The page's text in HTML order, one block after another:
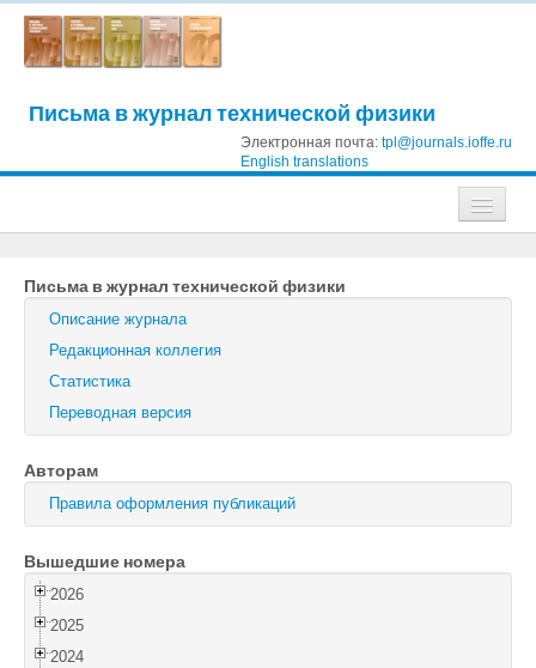
Письма в журнал технической физики
Электронная почта: tpl@journals.ioffe.ru
English translations
Журнал технической физики
Письма в Журнал технической физики
Физика твердого тела
Физика и техника полупроводников
Оптика и спектроскопия
Поиск
Войти
Письма в журнал технической физики
Описание журнала
Редакционная коллегия
Статистика
Переводная версия
Авторам
Правила оформления публикаций
Вышедшие номера
2026
2025
2024